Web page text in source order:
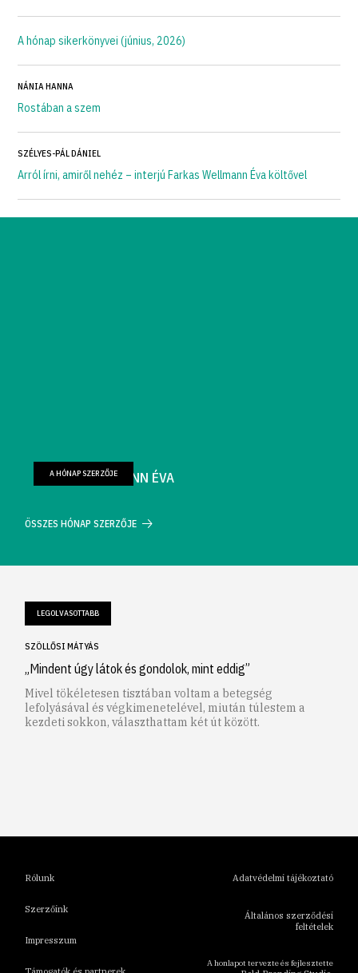
A hónap sikerkönyvei (június, 2026)
NÁNIA HANNA
Rostában a szem
SZÉLYES-PÁL DÁNIEL
Arról írni, amiről nehéz – interjú Farkas Wellmann Éva költővel
FARKAS WELLMANN ÉVA
A HÓNAP SZERZŐJE
ÖSSZES HÓNAP SZERZŐJE
LEGOLVASOTTABB
SZÖLLŐSI MÁTYÁS
„Mindent úgy látok és gondolok, mint eddig”
Mivel tökéletesen tisztában voltam a betegség
lefolyásával és végkimenetelével, miután túlestem a
kezdeti sokkon, választhattam két út között.
Rólunk
Szerzőink
Impresszum
Adatvédelmi tájékoztató
Általános szerződési
feltételek
A honlapot tervezte és fejlesztette